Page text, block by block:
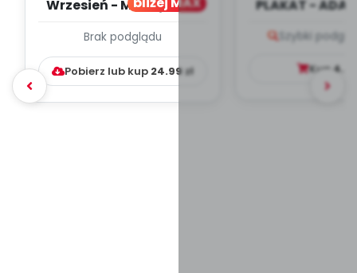
Wrzesień - MIESIĘCZNY
WYCHOWAWCZO –
DYDAKTYC...
Brak podglądu
Pobierz lub kup 24.99zł
PLAKAT -
Szybki
Kup